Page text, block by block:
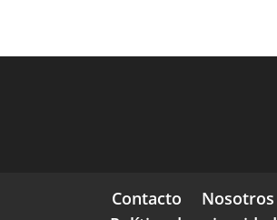
Contacto
Nosotros